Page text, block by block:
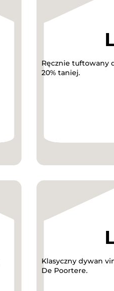
Ręcznie tuftowany
20% taniej.
Klasyczny dywan
De Poortere.